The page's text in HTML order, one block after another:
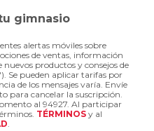
gimnasio
alertas móviles sobre
de ventas, información
productos y consejos de
Se pueden aplicar tarifas por
de los mensajes varía. Envíe
para cancelar la suscripción.
al 94927. Al participar
TÉRMINOS y al